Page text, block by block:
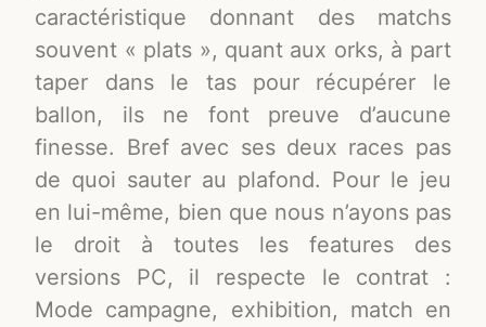
caractéristique donnant des matchs
souvent « plats », quant aux orks, à part
taper dans le tas pour récupérer le
ballon, ils ne font preuve d’aucune
finesse. Bref avec ses deux races pas
de quoi sauter au plafond. Pour le jeu
en lui-même, bien que nous n’ayons pas
le droit à toutes les features des
versions PC, il respecte le contrat :
Mode campagne, exhibition, match en